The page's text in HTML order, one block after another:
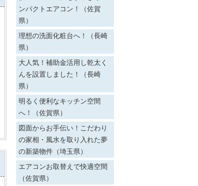
ンパクトエアコン！（佐賀
県）
理想の洗面化粧台へ！（長崎
県）
大人気！補助金活用し乾太く
んを設置しました！（長崎
県）
明るく便利なキッチン空間
へ！（佐賀県）
図面からお手伝い！こだわり
の家相・風水を取り入れた夢
の新築物件（埼玉県）
エアコンお取替えで快適空間
（佐賀県）